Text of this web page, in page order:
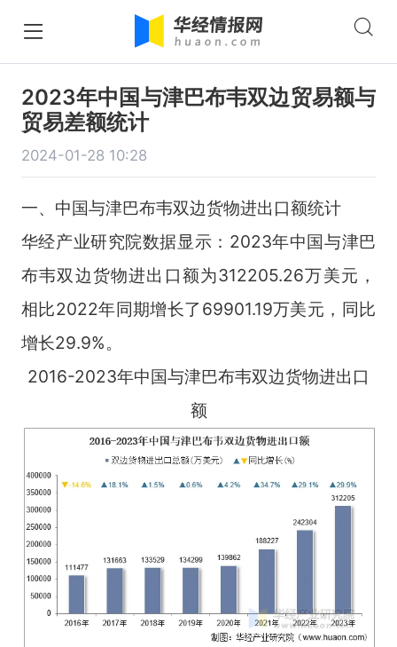
2023年中国与津巴布韦双边贸易额与
贸易差额统计
2024-01-28 10:28
一、中国与津巴布韦双边货物进出口额统计
华经产业研究院数据显示：2023年中国与津巴
布韦双边货物进出口额为312205.26万美元，
相比2022年同期增长了69901.19万美元，同比
增长29.9%。
2016-2023年中国与津巴布韦双边货物进出口
额